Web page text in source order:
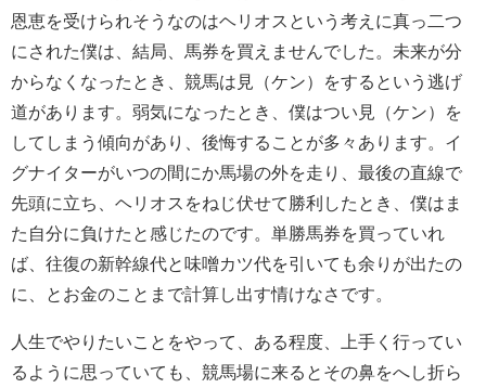
恩恵を受けられそうなのはヘリオスという考えに真っ二つ
にされた僕は、結局、馬券を買えませんでした。未来が分
からなくなったとき、競馬は見（ケン）をするという逃げ
道があります。弱気になったとき、僕はつい見（ケン）を
してしまう傾向があり、後悔することが多々あります。イ
グナイターがいつの間にか馬場の外を走り、最後の直線で
先頭に立ち、ヘリオスをねじ伏せて勝利したとき、僕はま
た自分に負けたと感じたのです。単勝馬券を買っていれ
ば、往復の新幹線代と味噌カツ代を引いても余りが出たの
に、とお金のことまで計算し出す情けなさです。
人生でやりたいことをやって、ある程度、上手く行ってい
るように思っていても、競馬場に来るとその鼻をへし折ら